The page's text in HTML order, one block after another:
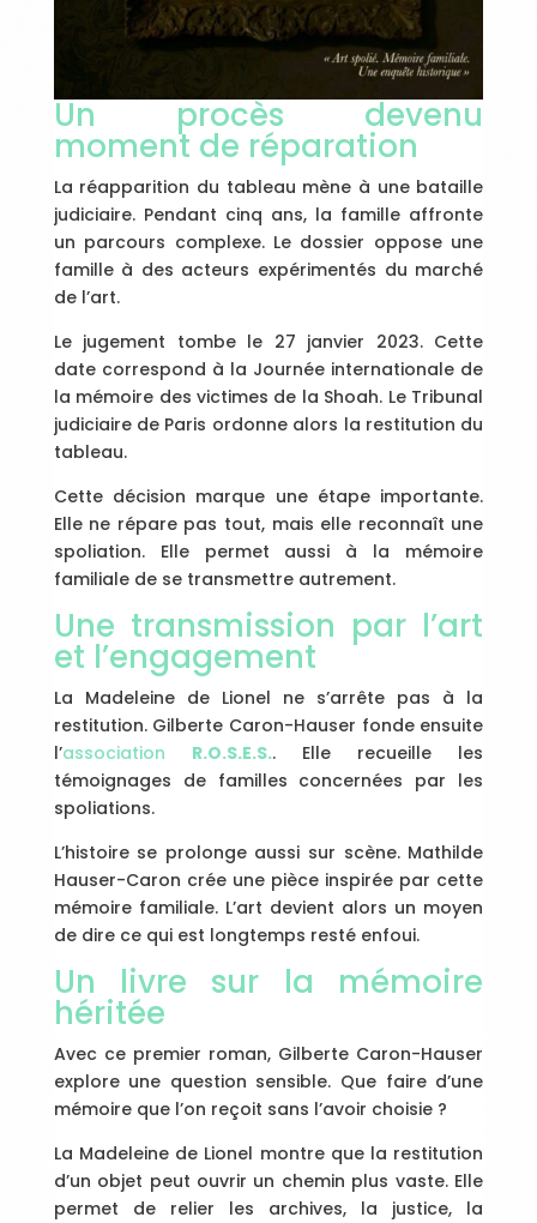
Un procès devenu
moment de réparation
La réapparition du tableau mène à une bataille
judiciaire. Pendant cinq ans, la famille affronte
un parcours complexe. Le dossier oppose une
famille à des acteurs expérimentés du marché
de l’art.
Le jugement tombe le 27 janvier 2023. Cette
date correspond à la Journée internationale de
la mémoire des victimes de la Shoah. Le Tribunal
judiciaire de Paris ordonne alors la restitution du
tableau.
Cette décision marque une étape importante.
Elle ne répare pas tout, mais elle reconnaît une
spoliation. Elle permet aussi à la mémoire
familiale de se transmettre autrement.
Une transmission par l’art
et l’engagement
La Madeleine de Lionel ne s’arrête pas à la
restitution. Gilberte Caron-Hauser fonde ensuite
l’association R.O.S.E.S.. Elle recueille les
témoignages de familles concernées par les
spoliations.
L’histoire se prolonge aussi sur scène. Mathilde
Hauser-Caron crée une pièce inspirée par cette
mémoire familiale. L’art devient alors un moyen
de dire ce qui est longtemps resté enfoui.
Un livre sur la mémoire
héritée
Avec ce premier roman, Gilberte Caron-Hauser
explore une question sensible. Que faire d’une
mémoire que l’on reçoit sans l’avoir choisie ?
La Madeleine de Lionel montre que la restitution
d’un objet peut ouvrir un chemin plus vaste. Elle
permet de relier les archives, la justice, la